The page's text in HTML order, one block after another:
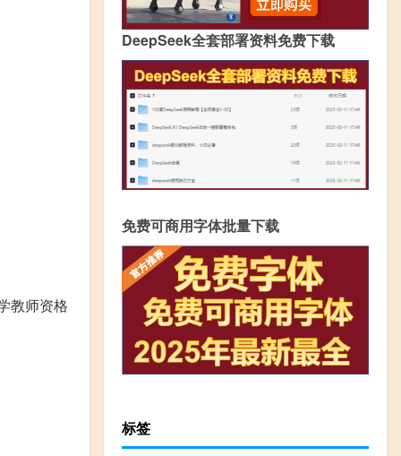
教师资格
DeepSeek全套部署资料免费下载
免费可商用字体批量下载
标签